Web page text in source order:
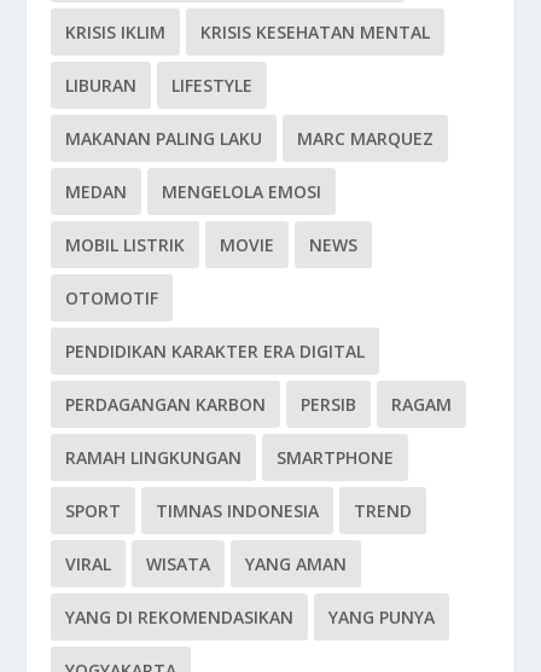
KRISIS IKLIM KRISIS KESEHATAN MENTAL
LIBURAN LIFESTYLE
MAKANAN PALING LAKU MARC MARQUEZ
MEDAN MENGELOLA EMOSI
MOBIL LISTRIK MOVIE NEWS
OTOMOTIF
PENDIDIKAN KARAKTER ERA DIGITAL
PERDAGANGAN KARBON PERSIB RAGAM
RAMAH LINGKUNGAN SMARTPHONE
SPORT TIMNAS INDONESIA TREND
VIRAL WISATA YANG AMAN
YANG DI REKOMENDASIKAN YANG PUNYA